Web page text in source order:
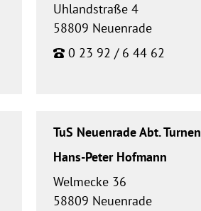
Uhlandstraße 4
58809 Neuenrade
0 23 92 / 6 44 62
TuS Neuenrade Abt. Turnen
Welmecke 36
58809 Neuenrade
Hans-Peter Hofmann